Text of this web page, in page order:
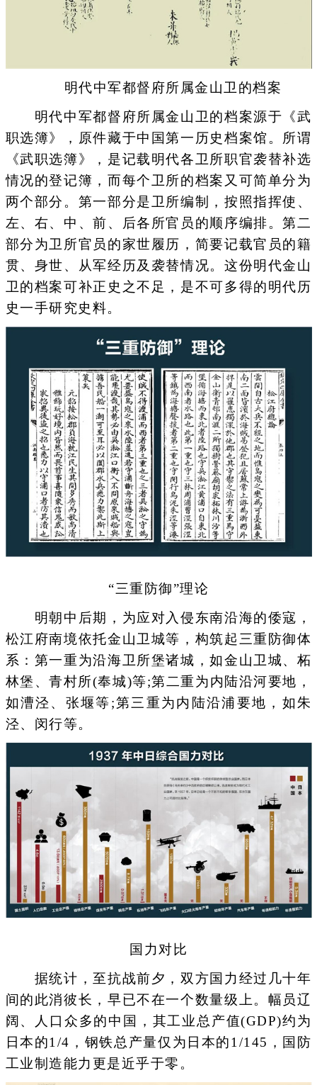
明代中军都督府所属金山卫的档案
明代中军都督府所属金山卫的档案源于《武
职选簿》，原件藏于中国第一历史档案馆。所谓
《武职选簿》，是记载明代各卫所职官袭替补选
情况的登记簿，而每个卫所的档案又可简单分为
两个部分。第一部分是卫所编制，按照指挥使、
左、右、中、前、后各所官员的顺序编排。第二
部分为卫所官员的家世履历，简要记载官员的籍
贯、身世、从军经历及袭替情况。这份明代金山
卫的档案可补正史之不足，是不可多得的明代历
史一手研究史料。
“三重防御”理论
明朝中后期，为应对入侵东南沿海的倭寇，
松江府南境依托金山卫城等，构筑起三重防御体
系：第一重为沿海卫所堡诸城，如金山卫城、柘
林堡、青村所(奉城)等;第二重为内陆沿河要地，
如漕泾、张堰等;第三重为内陆沿浦要地，如朱
泾、闵行等。
国力对比
据统计，至抗战前夕，双方国力经过几十年
间的此消彼长，早已不在一个数量级上。幅员辽
阔、人口众多的中国，其工业总产值(GDP)约为
日本的1/4，钢铁总产量仅为日本的1/145，国防
工业制造能力更是近乎于零。